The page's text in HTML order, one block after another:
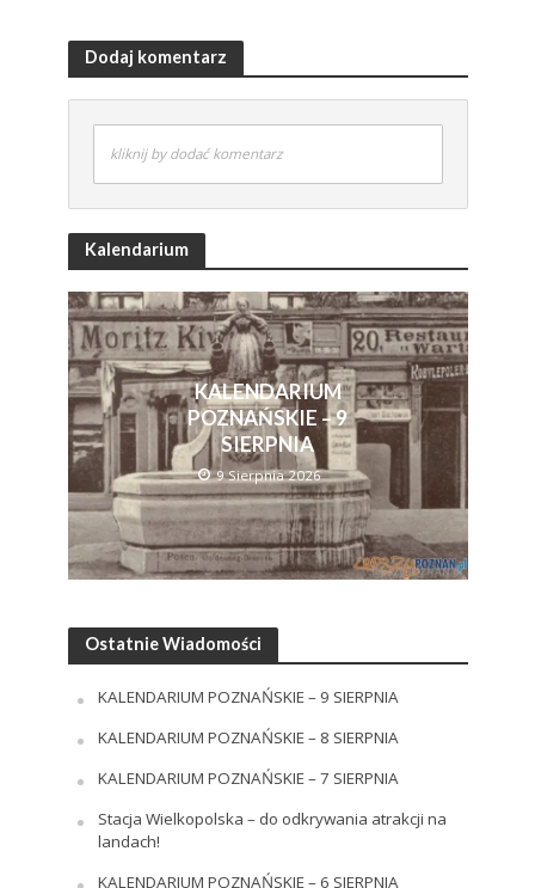
Dodaj komentarz
kliknij by dodać komentarz
Kalendarium
KALENDARIUM
POZNAŃSKIE – 9
SIERPNIA
9 Sierpnia 2026
Ostatnie Wiadomości
KALENDARIUM POZNAŃSKIE – 9 SIERPNIA
KALENDARIUM POZNAŃSKIE – 8 SIERPNIA
KALENDARIUM POZNAŃSKIE – 7 SIERPNIA
Stacja Wielkopolska – do odkrywania atrakcji na
landach!
KALENDARIUM POZNAŃSKIE – 6 SIERPNIA